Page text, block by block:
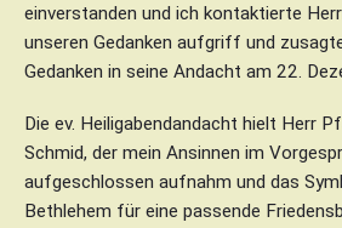
einverstanden und ich kontaktierte
unseren Gedanken aufgriff und
Gedanken in seine Andacht am 22.
Die ev. Heiligabendandacht hielt Herr
Schmid, der mein Ansinnen im
aufgeschlossen aufnahm und das
Bethlehem für eine passende